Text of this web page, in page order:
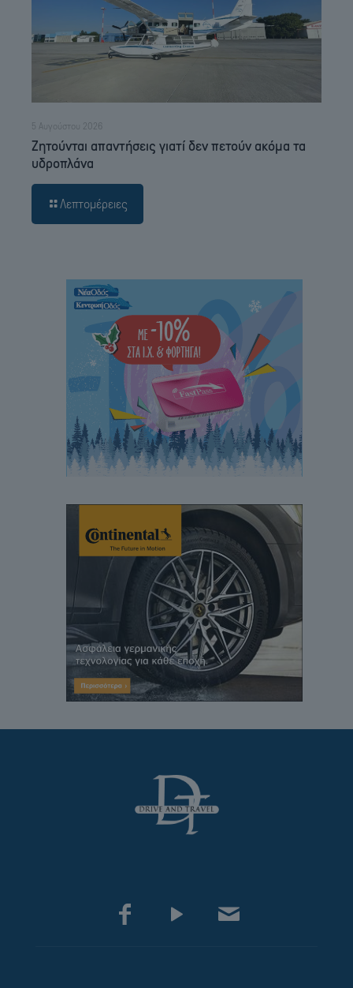
5 Αυγούστου 2026
Ζητούνται απαντήσεις γιατί δεν πετούν ακόμα τα
υδροπλάνα
Λεπτομέρειες